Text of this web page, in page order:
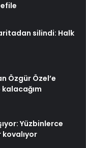
silindi: Halk
Özgür Özel’e
kalacağım
Yüzbinlerce
kovalıyor